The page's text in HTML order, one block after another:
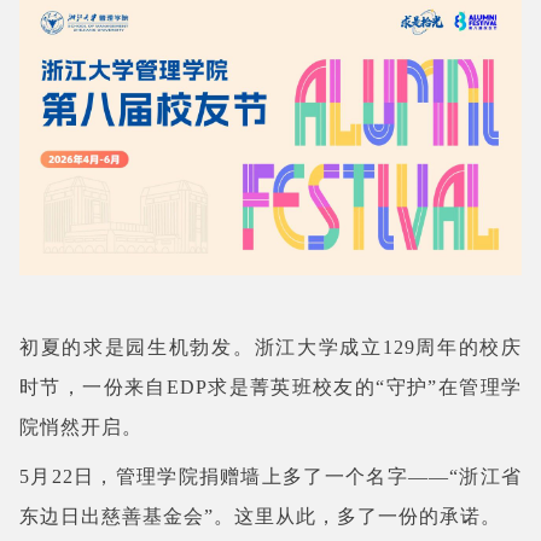
初夏的求是园生机勃发。浙江大学成立129周年的校庆
时节，一份来自EDP求是菁英班校友的“守护”在管理学
院悄然开启。
5月22日，管理学院捐赠墙上多了一个名字——“浙江省
东边日出慈善基金会”。这里从此，多了一份的承诺。